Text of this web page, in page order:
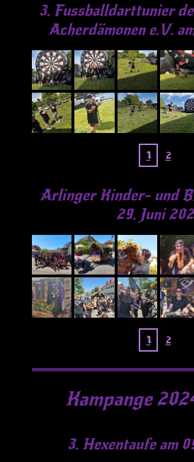
3. Fussballdarttunier
Acherdämonen e.V.
1 2
Arlinger Kinder- und
29. Juni
1 2
Kampange
3. Hexentaufe am